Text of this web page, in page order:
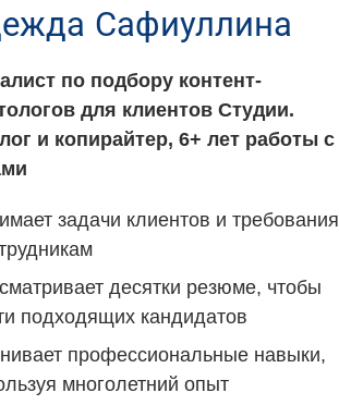
Сафиуллина
по подбору контент-
для клиентов Студии.
и копирайтер, 6+ лет работы с
задачи клиентов и требования
десятки резюме, чтобы
подходящих кандидатов
профессиональные навыки,
многолетний опыт